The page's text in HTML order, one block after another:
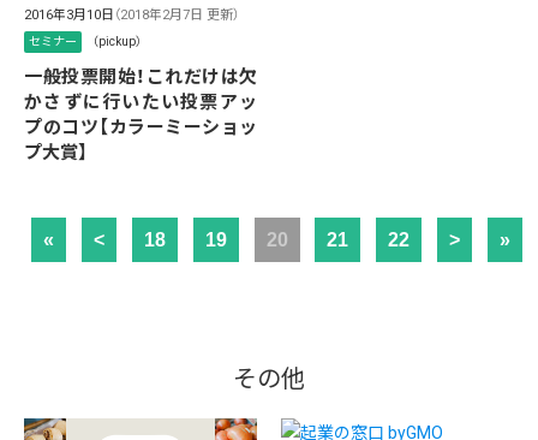
2016年3月10日 （2018年2月7日 更新）
セミナー （pickup）
一般投票開始！これだけは欠
かさずに行いたい投票アッ
プのコツ【カラーミーショッ
プ大賞】
« < 18 19 20 21 22 > »
その他